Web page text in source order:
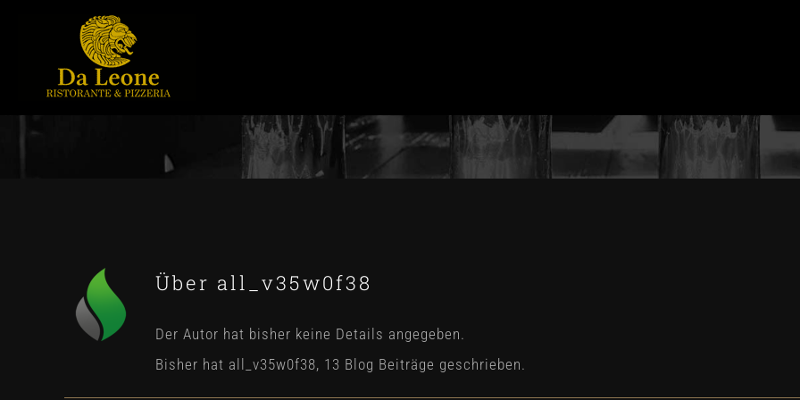
Home
Über all_v35w0f38
Der Autor hat bisher keine Details angegeben.
Bisher hat all_v35w0f38, 13 Blog Beiträge geschrieben.